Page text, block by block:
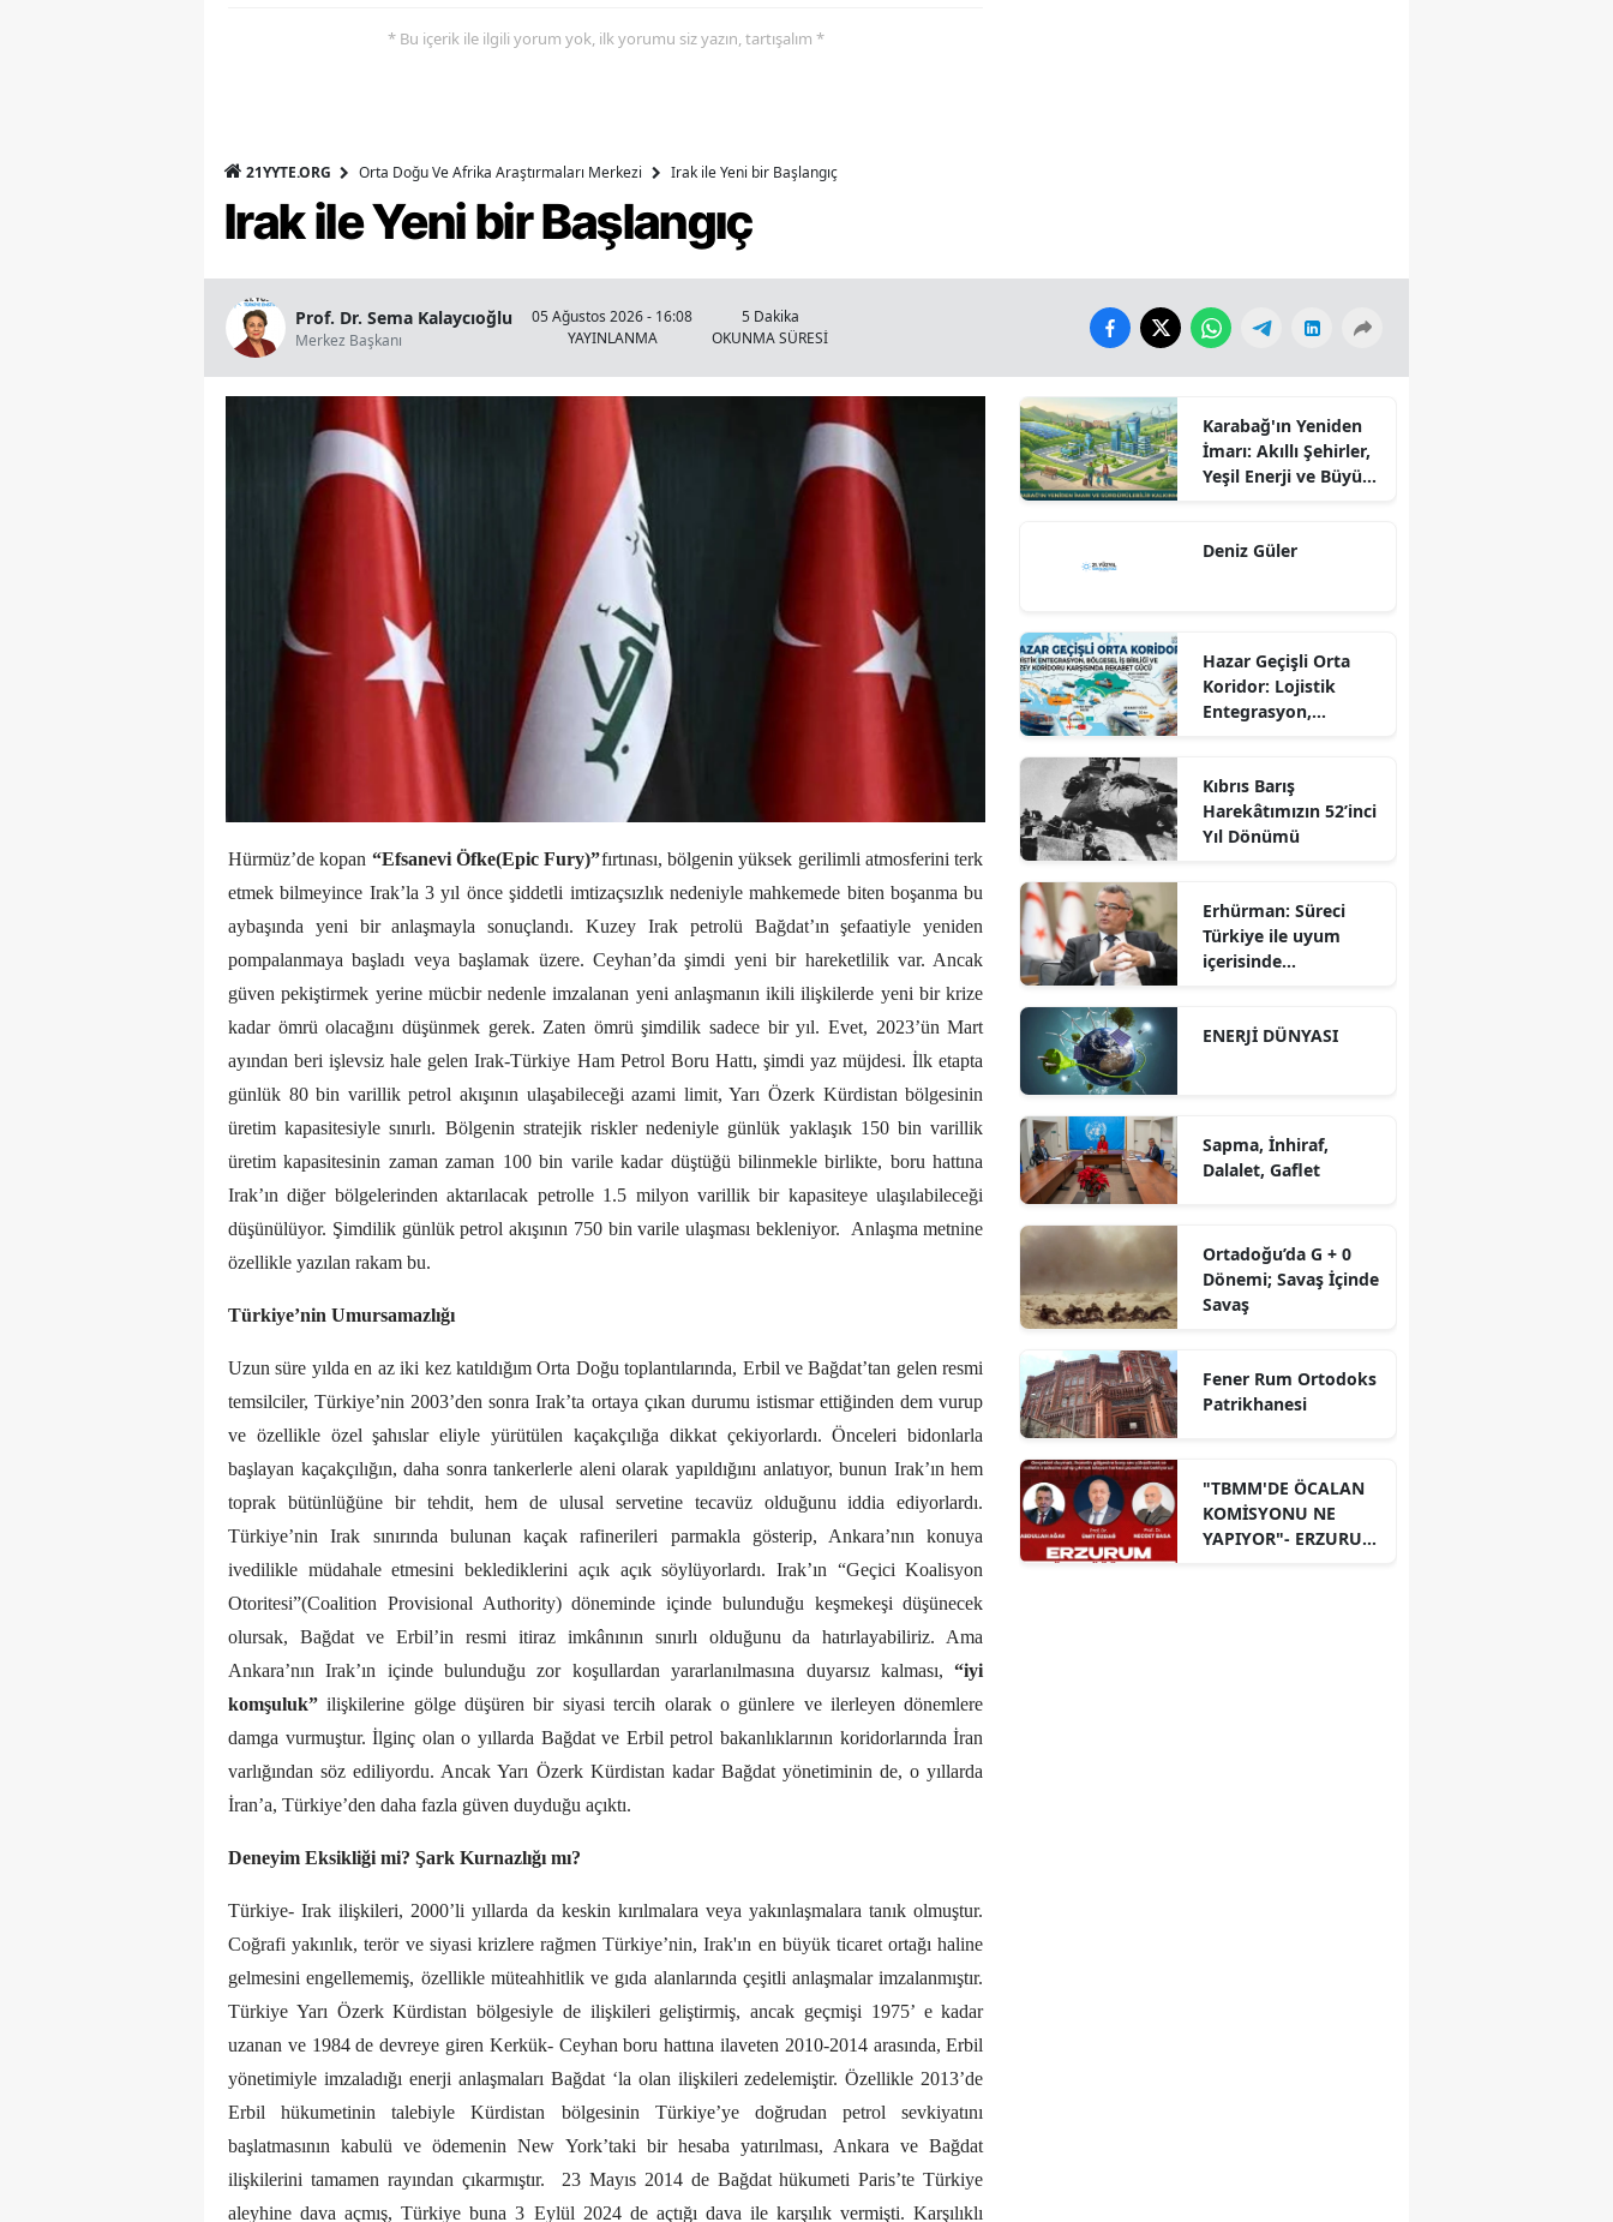
* Bu içerik ile ilgili yorum yok, ilk yorumu siz yazın, tartışalım *
21YYTE.ORG Orta Doğu Ve Afrika Araştırmaları Merkezi Irak ile Yeni bir Başlangıç
Irak ile Yeni bir Başlangıç
Prof. Dr. Sema Kalaycıoğlu
Merkez Başkanı
05 Ağustos 2026 - 16:08
YAYINLANMA
5 Dakika
OKUNMA SÜRESİ
Hürmüz’de kopan “Efsanevi Öfke(Epic Fury)”fırtınası, bölgenin yüksek gerilimli atmosferini terk
etmek bilmeyince Irak’la 3 yıl önce şiddetli imtizaçsızlık nedeniyle mahkemede biten boşanma bu
aybaşında yeni bir anlaşmayla sonuçlandı. Kuzey Irak petrolü Bağdat’ın şefaatiyle yeniden
pompalanmaya başladı veya başlamak üzere. Ceyhan’da şimdi yeni bir hareketlilik var. Ancak
güven pekiştirmek yerine mücbir nedenle imzalanan yeni anlaşmanın ikili ilişkilerde yeni bir krize
kadar ömrü olacağını düşünmek gerek. Zaten ömrü şimdilik sadece bir yıl. Evet, 2023’ün Mart
ayından beri işlevsiz hale gelen Irak-Türkiye Ham Petrol Boru Hattı, şimdi yaz müjdesi. İlk etapta
günlük 80 bin varillik petrol akışının ulaşabileceği azami limit, Yarı Özerk Kürdistan bölgesinin
üretim kapasitesiyle sınırlı. Bölgenin stratejik riskler nedeniyle günlük yaklaşık 150 bin varillik
üretim kapasitesinin zaman zaman 100 bin varile kadar düştüğü bilinmekle birlikte, boru hattına
Irak’ın diğer bölgelerinden aktarılacak petrolle 1.5 milyon varillik bir kapasiteye ulaşılabileceği
düşünülüyor. Şimdilik günlük petrol akışının 750 bin varile ulaşması bekleniyor. Anlaşma metnine
özellikle yazılan rakam bu.
Türkiye’nin Umursamazlığı
Uzun süre yılda en az iki kez katıldığım Orta Doğu toplantılarında, Erbil ve Bağdat’tan gelen resmi
temsilciler, Türkiye’nin 2003’den sonra Irak’ta ortaya çıkan durumu istismar ettiğinden dem vurup
ve özellikle özel şahıslar eliyle yürütülen kaçakçılığa dikkat çekiyorlardı. Önceleri bidonlarla
başlayan kaçakçılığın, daha sonra tankerlerle aleni olarak yapıldığını anlatıyor, bunun Irak’ın hem
toprak bütünlüğüne bir tehdit, hem de ulusal servetine tecavüz olduğunu iddia ediyorlardı.
Türkiye’nin Irak sınırında bulunan kaçak rafinerileri parmakla gösterip, Ankara’nın konuya
ivedilikle müdahale etmesini beklediklerini açık açık söylüyorlardı. Irak’ın “Geçici Koalisyon
Otoritesi”(Coalition Provisional Authority) döneminde içinde bulunduğu keşmekeşi düşünecek
olursak, Bağdat ve Erbil’in resmi itiraz imkânının sınırlı olduğunu da hatırlayabiliriz. Ama
Ankara’nın Irak’ın içinde bulunduğu zor koşullardan yararlanılmasına duyarsız kalması,“iyi
komşuluk” ilişkilerine gölge düşüren bir siyasi tercih olarak o günlere ve ilerleyen dönemlere
damga vurmuştur. İlginç olan o yıllarda Bağdat ve Erbil petrol bakanlıklarının koridorlarında İran
varlığından söz ediliyordu. Ancak Yarı Özerk Kürdistan kadar Bağdat yönetiminin de, o yıllarda
İran’a, Türkiye’den daha fazla güven duyduğu açıktı.
Deneyim Eksikliği mi? Şark Kurnazlığı mı?
Türkiye- Irak ilişkileri, 2000’li yıllarda da keskin kırılmalara veya yakınlaşmalara tanık olmuştur.
Coğrafi yakınlık, terör ve siyasi krizlere rağmen Türkiye’nin, Irak'ın en büyük ticaret ortağı haline
gelmesini engellememiş, özellikle müteahhitlik ve gıda alanlarında çeşitli anlaşmalar imzalanmıştır.
Türkiye Yarı Özerk Kürdistan bölgesiyle de ilişkileri geliştirmiş, ancak geçmişi 1975’ e kadar
uzanan ve 1984 de devreye giren Kerkük- Ceyhan boru hattına ilaveten 2010-2014 arasında, Erbil
yönetimiyle imzaladığı enerji anlaşmaları Bağdat ‘la olan ilişkileri zedelemiştir. Özellikle 2013’de
Erbil hükumetinin talebiyle Kürdistan bölgesinin Türkiye’ye doğrudan petrol sevkiyatını
başlatmasının kabulü ve ödemenin New York’taki bir hesaba yatırılması, Ankara ve Bağdat
ilişkilerini tamamen rayından çıkarmıştır.
23 Mayıs 2014 de Bağdat hükumeti Paris’te Türkiye
aleyhine dava açmış, Türkiye buna 3 Eylül 2024 de açtığı dava ile karşılık vermişti. Karşılıklı
Karabağ'ın Yeniden
İmarı: Akıllı Şehirler,
Yeşil Enerji ve Büyük
Sürdürülebilir
Deniz Güler
Hazar Geçişli Orta
Koridor: Lojistik
Entegrasyon,
Karşısında Rekabet
Gücü
Kıbrıs Barış
Harekâtımızın 52’inci
Yıl Dönümü
Erhürman: Süreci
Türkiye ile uyum
içerisinde
ENERJİ DÜNYASI
Sapma, İnhiraf,
Dalalet, Gaflet
Ortadoğu’da G + 0
Dönemi; Savaş İçinde
Savaş
Fener Rum Ortodoks
Patrikhanesi
"TBMM'DE ÖCALAN
KOMİSYONU NE
YAPIYOR"- ERZURUM